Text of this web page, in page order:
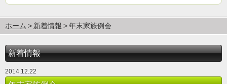
ホーム 新着情報 年末家族例会
新着情報
2014.12.22